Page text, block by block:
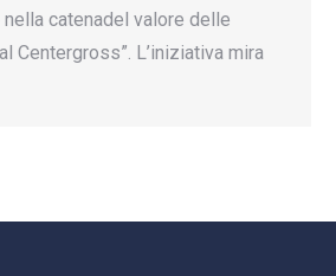
catenadel valore delle
Centergross”. L’iniziativa mira